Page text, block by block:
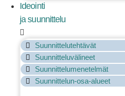
Ideointi
ja suunnittelu
Suunnittelutehtävät
Suunnitteluvälineet
Suunnittelumenetelmät
Suunnittelun-osa-alueet